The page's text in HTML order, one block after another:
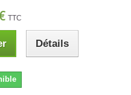
TTC
Détails